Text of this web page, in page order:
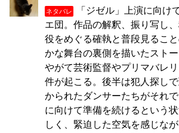
ネタバレ
「ジゼル」上演に向け
エ団。作品の解釈、振り写し
役をめぐる確執と普段見るこ
かな舞台の裏側を描いたストー
やがて芸術監督やプリマバレ
件が起こる。後半は犯人探し
かられたダンサーたちがそれ
に向けて準備を続けるという
しく、緊迫した空気を感じな